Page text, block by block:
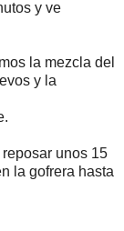
y ve
la mezcla del
y la
unos 15
la gofrera hasta